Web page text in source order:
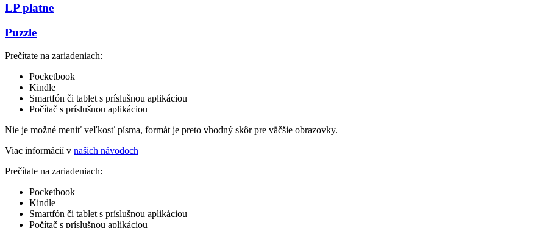
LP platne
Puzzle
Prečítate na zariadeniach:
Pocketbook
Kindle
Smartfón či tablet s príslušnou aplikáciou
Počítač s príslušnou aplikáciou
Nie je možné meniť veľkosť písma, formát je preto vhodný skôr pre väčšie obrazovky.
Viac informácií v našich návodoch
Prečítate na zariadeniach:
Pocketbook
Kindle
Smartfón či tablet s príslušnou aplikáciou
Počítač s príslušnou aplikáciou